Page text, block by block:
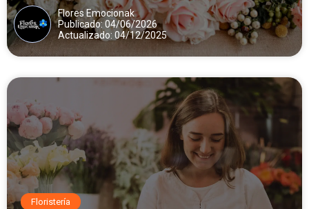
Flores Emocionak
Publicado: 04/06/2026
Actualizado: 04/12/2025
Floristería